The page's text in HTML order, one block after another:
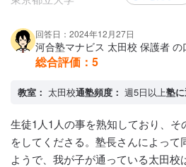
回答日：2024年12月27日
河合塾マナビス 太田校 保護者 の
総合評価： 5
教室： 太田校通塾頻度： 週5日以上塾
生徒1人1人の事を熟知しており、
をしてくださる。塾長さんによって
ようで、我が子が通っている太田校